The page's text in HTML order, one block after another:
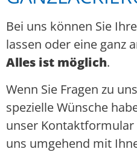
Bei uns können Sie
lassen oder eine ganz
Alles ist möglich.
Wenn Sie Fragen zu
spezielle Wünsche
unser
uns umgehend mit